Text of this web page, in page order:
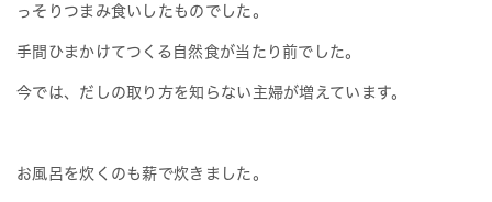
っそりつまみ食いしたものでした。
手間ひまかけてつくる自然食が当たり前でした。
今では、だしの取り方を知らない主婦が増えています。
お風呂を炊くのも薪で炊きました。